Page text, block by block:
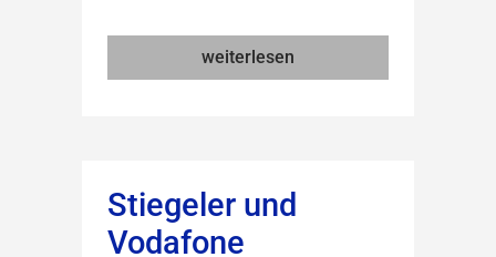
weiterlesen
Stiegeler und
Vodafone